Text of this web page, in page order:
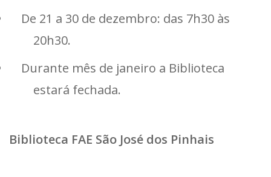
De 21 a 30 de dezembro: das 7h30 às
20h30.
Durante mês de janeiro a Biblioteca
estará fechada.
Biblioteca FAE São José dos Pinhais